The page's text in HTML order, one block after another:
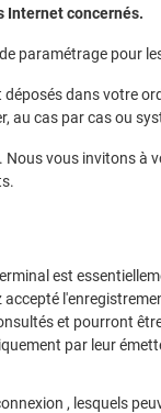
Internet concernés.
paramétrage pour
dans votre
au cas par cas ou
vous invitons à
est
et pourront
par leur
, lesquels